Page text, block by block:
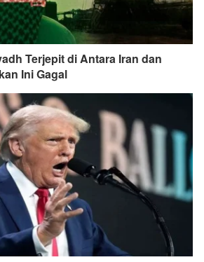
Terjepit di Antara Iran dan
Ini Gagal